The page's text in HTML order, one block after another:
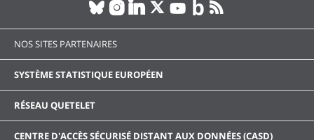
NOS SITES PARTENAIRES
SYSTÈME STATISTIQUE EUROPÉEN
RÉSEAU QUETELET
CENTRE D'ACCÈS SÉCURISÉ DISTANT AUX DONNÉES (CASD)